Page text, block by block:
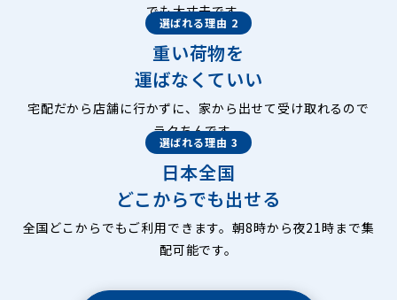
でも大丈夫です。
選ばれる理由 2
重い荷物を
運ばなくていい
宅配だから店舗に行かずに、家から出せて受け取れるので
ラクちんです。
選ばれる理由 3
日本全国
どこからでも出せる
全国どこからでもご利用できます。朝8時から夜21時まで集
配可能です。